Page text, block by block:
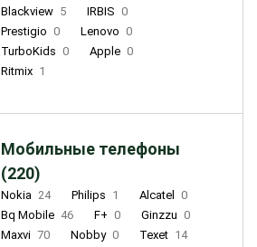
Blackview 5 IRBIS 0
Prestigio 0 Lenovo 0
TurboKids 0 Apple 0
Ritmix 1
Мобильные телефоны
(220)
Nokia 24 Philips 1 Alcatel
0
Bq Mobile 46 F+ 0 Ginzzu 0
Maxvi 70 Nobby 0 Texet 14